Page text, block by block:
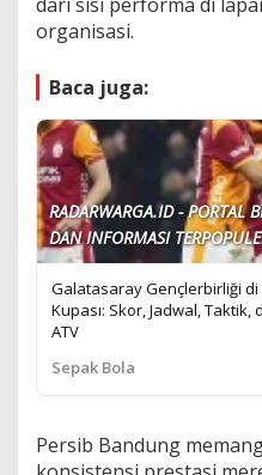
organisasi.
Baca juga:
RADARWARGA.ID - PORTAL
DAN INFORMASI
Galatasaray Gençlerbirliği
Kupası: Skor, Jadwal, Taktik,
ATV
Sepak Bola
Persib Bandung